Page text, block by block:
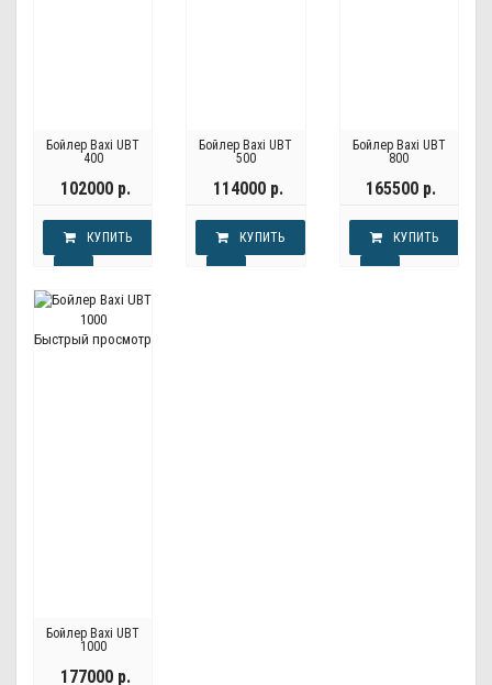
Бойлер Baxi UBT
400
102000 р.
КУПИТЬ
Бойлер Baxi UBT
500
114000 р.
КУПИТЬ
Бойлер Baxi UBT
800
165500 р.
КУПИТЬ
Быстрый просмотр
Бойлер Baxi UBT
1000
177000 р.